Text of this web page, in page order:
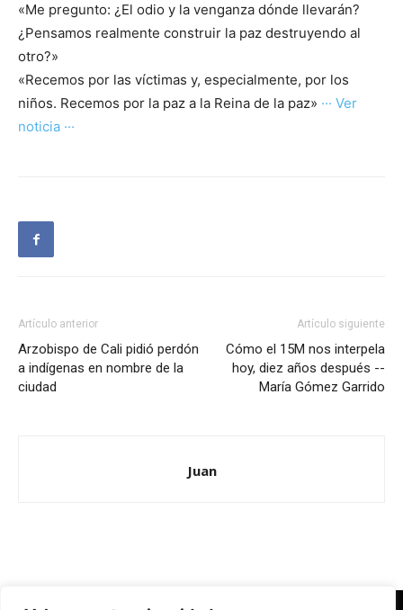
«Me pregunto: ¿El odio y la venganza dónde llevarán?
¿Pensamos realmente construir la paz destruyendo al
otro?»
«Recemos por las víctimas y, especialmente, por los
niños. Recemos por la paz a la Reina de la paz» ··· Ver
noticia ···
Artículo anterior
Arzobispo de Cali pidió perdón
a indígenas en nombre de la
ciudad
Artículo siguiente
Cómo el 15M nos interpela
hoy, diez años después --
María Gómez Garrido
Juan